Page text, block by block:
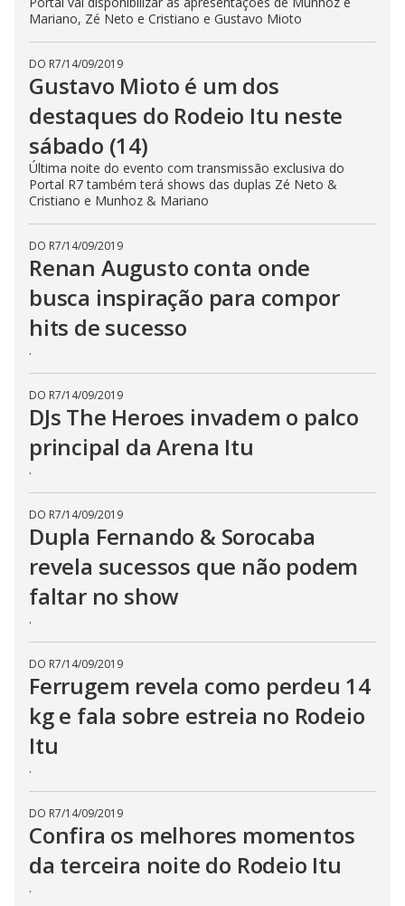
Mariano, Zé Neto e Cristiano e Gustavo Mioto
DO R7/14/09/2019
Gustavo Mioto é um dos
destaques do Rodeio Itu neste
sábado (14)
Última noite do evento com transmissão exclusiva do
Portal R7 também terá shows das duplas Zé Neto &
Cristiano e Munhoz & Mariano
DO R7/14/09/2019
Renan Augusto conta onde
busca inspiração para compor
hits de sucesso
.
DO R7/14/09/2019
DJs The Heroes invadem o palco
principal da Arena Itu
.
DO R7/14/09/2019
Dupla Fernando & Sorocaba
revela sucessos que não podem
faltar no show
.
DO R7/14/09/2019
Ferrugem revela como perdeu 14
kg e fala sobre estreia no Rodeio
Itu
.
DO R7/14/09/2019
Confira os melhores momentos
da terceira noite do Rodeio Itu
.